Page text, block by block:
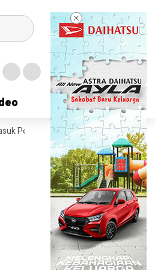
Tanpa Izin yang Menjerat